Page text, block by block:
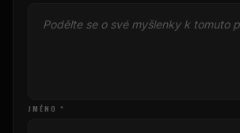
JMÉNO *